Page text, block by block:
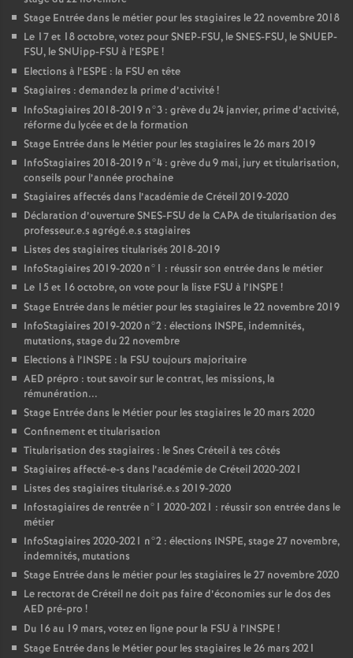
Stage Entrée dans le métier pour les stagiaires le 22 novembre 2018
Le 17 et 18 octobre, votez pourSNEP-FSU, leSNES-FSU, leSNUEP-
FSU, le SNUipp-FSU à l’ESPE !
Elections à l’ESPE : la FSU en tête
Stagiaires : demandez la prime d’activité!
InfoStagiaires 2018-2019 n°3 : grève du 24 janvier, prime d’activité,
réforme du lycée et de la formation
Stage Entrée dans le Métier pour les stagiaires le 26 mars 2019
InfoStagiaires 2018-2019 n°4 : grève du 9 mai, jury et titularisation,
conseils pour l’année prochaine
Stagiaires affectés dans l’académie de Créteil 2019-2020
Déclaration d’ouvertureSNES-FSU de la CAPAde titularisation des
professeur.e.s agrégé.e.s stagiaires
Listes des stagiaires titularisés 2018-2019
InfoStagiaires 2019-2020 n°1 : réussir son entrée dans le métier
Le 15 et 16 octobre, on vote pour la liste FSU à l’INSPE !
Stage Entrée dans le métier pour les stagiaires le 22 novembre 2019
InfoStagiaires 2019-2020 n°2 : élections INSPE, indemnités,
mutations, stage du 22 novembre
Elections à l’INSPE : la FSU toujours majoritaire
AED prépro : tout savoir sur le contrat, les missions, la
rémunération...
Stage Entrée dans le Métier pour les stagiaires le 20 mars 2020
Confinement et titularisation
Titularisation des stagiaires : le Snes Créteil à tes côtés
Stagiaires affecté-e-s dans l’académie de Créteil 2020-2021
Listes des stagiaires titularisé.e.s 2019-2020
Infostagiaires de rentrée n°1 2020-2021 : réussir son entrée dans le
métier
InfoStagiaires 2020-2021 n°2 : élections INSPE, stage 27 novembre,
indemnités, mutations
Stage Entrée dans le métier pour les stagiaires le 27 novembre 2020
Le rectorat de Créteil ne doit pas faire d’économies sur le dos des
AED pré-pro !
Du 16 au 19 mars, votez en ligne pour la FSU à l’INSPE !
Stage Entrée dans le Métier pour les stagiaires le 26 mars 2021